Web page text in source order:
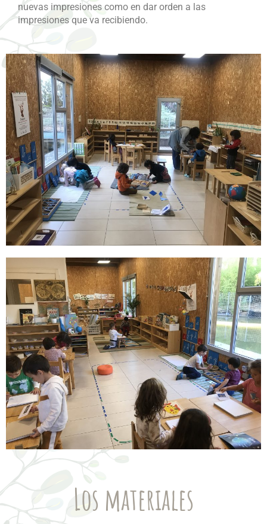
nuevas impresiones como en dar orden a las
impresiones que va recibiendo.
Los materiales